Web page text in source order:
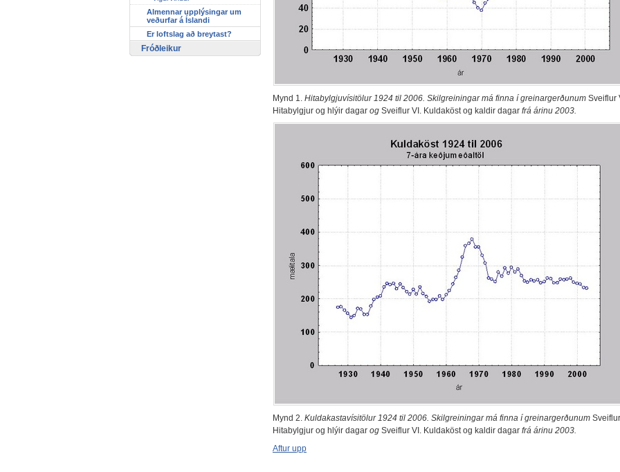
Mynd 1. Hitabylgjuvísitölur 1924 til 2006. Skilgreiningar má finna í greinargerðunum Sveiflur
Hitabylgjur og hlýir dagar og Sveiflur VI. Kuldaköst og kaldir dagar frá árinu 2003.
Mynd 2. Kuldakastavísitölur 1924 til 2006. Skilgreiningar má finna í greinargerðunum
Hitabylgjur og hlýir dagar og Sveiflur VI. Kuldaköst og kaldir dagar frá árinu 2003.
Aftur upp
Almennar upplýsingar um
veðurfar á Íslandi
Er loftslag að breytast?
Fróðleikur